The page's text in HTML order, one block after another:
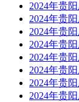
2024年贵
2024年贵
2024年贵
2024年贵
2024年贵
2024年贵
2024年贵
2024年贵